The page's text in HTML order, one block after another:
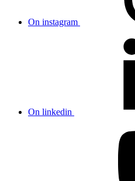
On instagram
On linkedin